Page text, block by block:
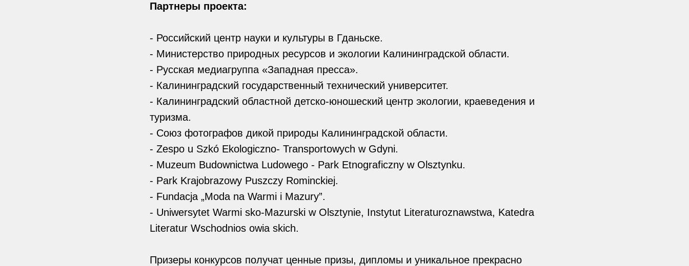
Партнеры проекта:
- Российский центр науки и культуры в Гданьске.
- Министерство природных ресурсов и экологии Калининградской области.
- Русская медиагруппа «Западная пресса».
- Калининградский государственный технический университет.
- Калининградский областной детско-юношеский центр экологии, краеведения и
туризма.
- Союз фотографов дикой природы Калининградской области.
- Zespo u Szkó Ekologiczno- Transportowych w Gdyni.
- Muzeum Budownictwa Ludowego - Park Etnograficzny w Olsztynku.
- Park Krajobrazowy Puszczy Rominckiej.
- Fundacja „Moda na Warmi i Mazury”.
- Uniwersytet Warmi sko-Mazurski w Olsztynie, Instytut Literaturoznawstwa, Katedra
Literatur Wschodnios owia skich.
Призеры конкурсов получат ценные призы, дипломы и уникальное прекрасно